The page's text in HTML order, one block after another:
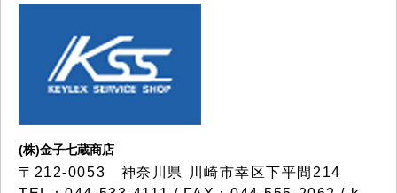
(株)金子七蔵商店
〒212-0053 神奈川県 川崎市幸区下平間214